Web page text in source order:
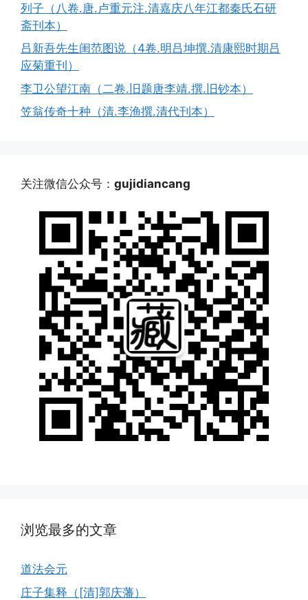
列子（八卷.唐.卢重元注.清嘉庆八年江都秦氏石研
斋刊本）
吕新吾先生闺范图说（4卷.明吕坤撰.清康熙时期吕
应菊重刊）
李卫公望江南（二卷.旧题唐李靖.撰.旧钞本）
笠翁传奇十种（清.李渔撰.清代刊本）
关注微信公众号： gujidiancang
浏览最多的文章
道法会元
庄子集释（[清]郭庆藩）